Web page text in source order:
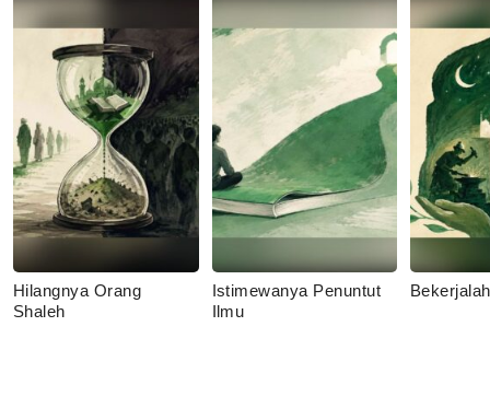
Hilangnya Orang
Shaleh
Istimewanya Penuntut
Ilmu
Bekerjalah